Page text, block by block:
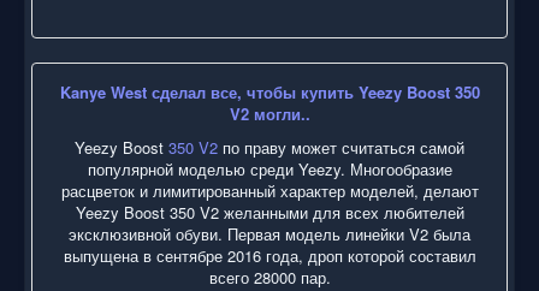
Kanye West сделал все, чтобы купить Yeezy Boost 350
V2 могли..
Yeezy Boost 350 V2 по праву может считаться самой
популярной моделью среди Yeezy. Многообразие
расцветок и лимитированный характер моделей, делают
Yeezy Boost 350 V2 желанными для всех любителей
эксклюзивной обуви. Первая модель линейки V2 была
выпущена в сентябре 2016 года, дроп которой составил
всего 28000 пар.